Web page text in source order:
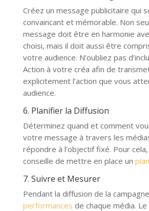
Créez un message publicitaire qui
convaincant et mémorable. Non
message doit être en harmonie
choisi, mais il doit aussi être
votre audience. N’oubliez pas
Action à votre créa afin de
explicitement l’action que vous
audience.
6. Planifier la Diffusion
Déterminez quand et comment
votre message à travers les
répondre à l’objectif fixé. Pour
conseille de mettre en place un
7. Suivre et Mesurer
Pendant la diffusion de la
performances de chaque média.